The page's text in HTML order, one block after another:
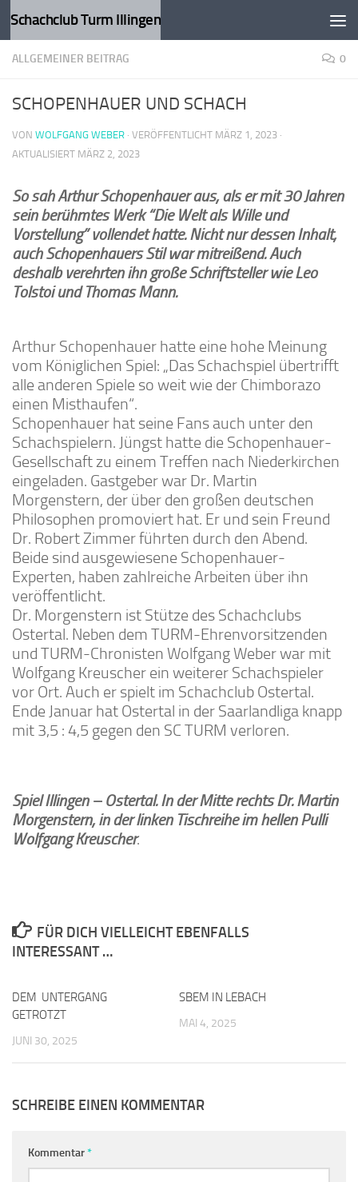
Zum Inhalt springen
Schachclub Turm Illingen
ALLGEMEINER BEITRAG 0
SCHOPENHAUER UND SCHACH
VON WOLFGANG WEBER · VERÖFFENTLICHT MÄRZ 1, 2023 ·
AKTUALISIERT MÄRZ 2, 2023
So sah Arthur Schopenhauer aus, als er mit 30 Jahren
sein berühmtes Werk “Die Welt als Wille und
Vorstellung” vollendet hatte. Nicht nur dessen Inhalt,
auch Schopenhauers Stil war mitreißend. Auch
deshalb verehrten ihn große Schriftsteller wie Leo
Tolstoi und Thomas Mann.
Arthur Schopenhauer hatte eine hohe Meinung
vom Königlichen Spiel: „Das Schachspiel übertrifft
alle anderen Spiele so weit wie der Chimborazo
einen Misthaufen“.
Schopenhauer hat seine Fans auch unter den
Schachspielern. Jüngst hatte die Schopenhauer-
Gesellschaft zu einem Treffen nach Niederkirchen
eingeladen. Gastgeber war Dr. Martin
Morgenstern, der über den großen deutschen
Philosophen promoviert hat. Er und sein Freund
Dr. Robert Zimmer führten durch den Abend.
Beide sind ausgewiesene Schopenhauer-
Experten, haben zahlreiche Arbeiten über ihn
veröffentlicht.
Dr. Morgenstern ist Stütze des Schachclubs
Ostertal. Neben dem TURM-Ehrenvorsitzenden
und TURM-Chronisten Wolfgang Weber war mit
Wolfgang Kreuscher ein weiterer Schachspieler
vor Ort. Auch er spielt im Schachclub Ostertal.
Ende Januar hat Ostertal in der Saarlandliga knapp
mit 3,5 : 4,5 gegen den SC TURM verloren.
Spiel Illingen – Ostertal. In der Mitte rechts Dr. Martin
Morgenstern, in der linken Tischreihe im hellen Pulli
Wolfgang Kreuscher.
FÜR DICH VIELLEICHT EBENFALLS
INTERESSANT …
DEM UNTERGANG
GETROTZT
JUNI 30, 2025
SBEM IN LEBACH
MAI 4, 2025
SCHREIBE EINEN KOMMENTAR
Kommentar*